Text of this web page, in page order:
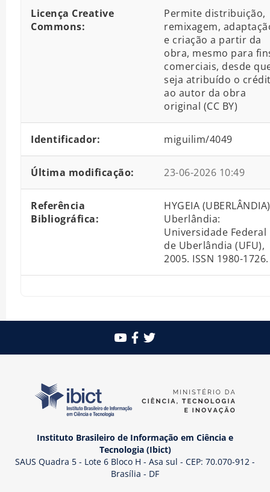
Licença Creative
Commons:
Permite distribuição,
remixagem,
e criação a partir da
obra, mesmo para
comerciais, desde
seja atribuído o
ao autor da obra
original (CC BY)
Identificador: miguilim/4049
Última modificação: 23-06-2026 10:49
Referência
Bibliográfica:
HYGEIA
Uberlândia:
Universidade Federal
de Uberlândia (UFU),
2005. ISSN 1980-1726.
Instituto Brasileiro de Informação em Ciência e
Tecnologia (Ibict)
SAUS Quadra 5 - Lote 6 Bloco H - Asa sul - CEP: 70.070-912 -
Brasília - DF